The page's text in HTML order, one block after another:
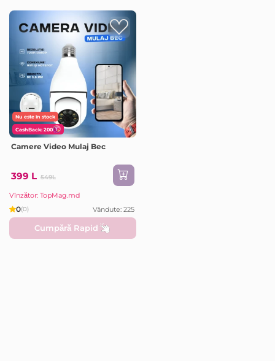
Nu este în stock
CashBack: 200
Camere Video Mulaj Bec
399 L 549L
Vînzător: TopMag.md
0(0) Vândute: 225
Cumpără Rapid